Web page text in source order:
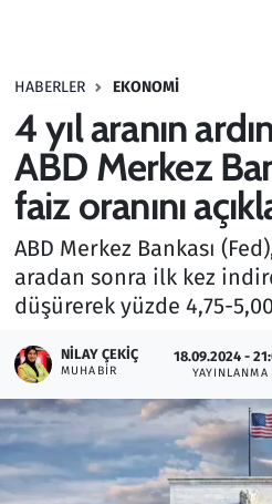
HABERLER EKONOMI
4 yıl aranın
ABD Merkez
faiz oranını
ABD Merkez Bankası
aradan sonra ilk kez
düşürerek yüzde 4,75-
NILAY ÇEKIÇ
MUHABIR
18.09.2024 -
YAYINLANMA
Haber
Kültür Sanat
Kurumsal Haberler
Lezzet Durağı
Memur ve Kamu
Otomobil
Ramazan